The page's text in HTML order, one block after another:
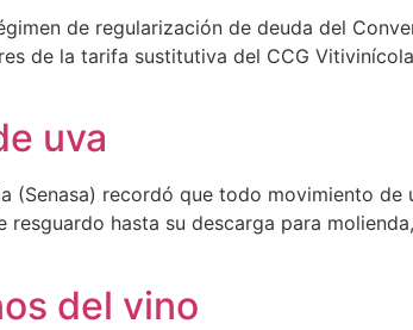
de regularización de deuda del
de la tarifa sustitutiva del CCG
uva
(Senasa) recordó que todo movimiento de
hasta su descarga para
del vino